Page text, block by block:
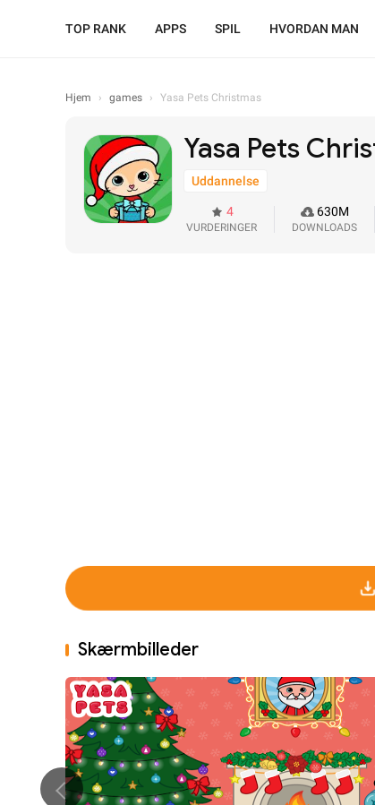
TOP RANK APPS SPIL HVORDAN MAN
Hjem › games › Yasa Pets Christmas
Yasa Pets
Uddannelse
4
VURDERINGER
630M
DOWNLOADS
Skærmbilleder